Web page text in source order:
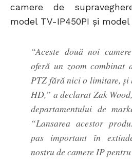
camere de
model TV-IP450PI şi model
“Aceste două noi
oferă un zoom combinat
PTZ fără nici o limitare, şi
HD,” a declarat Zak
departamentului de
“Lansarea acestor
pas important în
nostru de camere IP